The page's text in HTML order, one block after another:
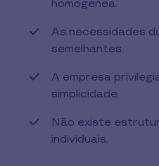
homogénea.
As necessidades
semelhantes.
A empresa
simplicidade.
Não existe
individuais.